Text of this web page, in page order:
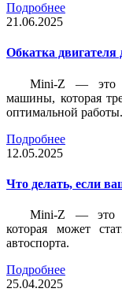
Подробнее
21.06.2025
Обкатка
Mini-Z — это
машины, которая
оптимальной работы.
Подробнее
12.05.2025
Что делать, если
Mini-Z — это
которая может
автоспорта.
Подробнее
25.04.2025